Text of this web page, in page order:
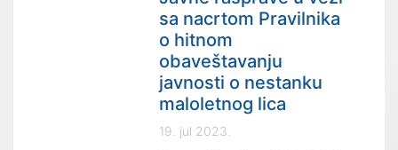
sa nacrtom Pravilnika
o hitnom
obaveštavanju
javnosti o nestanku
maloletnog lica
19. jul 2023.